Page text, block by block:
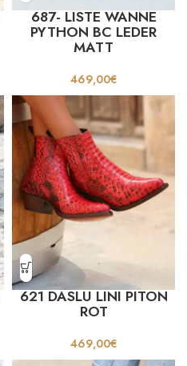
687- LISTE WANNE
PYTHON BC LEDER
MATT
469,00€
621 DASLU LINI PITON
ROT
469,00€